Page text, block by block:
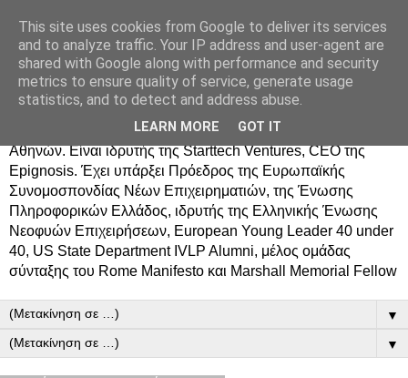
Δημήτρης Τσίγκος
Ο Δημήτρης Τσίγκος γεννήθηκε στον Ασπρόπυργο.
Σπούδασε Επιστήμη Υπολογιστών στο Πανεπιστήμιο
Κρήτης, πήρε MBA από το Οικονομικό Πανεπιστήμιο
Αθηνών. Είναι ιδρυτής της Starttech Ventures, CEO της
Epignosis. Έχει υπάρξει Πρόεδρος της Ευρωπαϊκής
Συνομοσπονδίας Νέων Επιχειρηματιών, της Ένωσης
Πληροφορικών Ελλάδος, ιδρυτής της Ελληνικής Ένωσης
Νεοφυών Επιχειρήσεων, European Young Leader 40 under
40, US State Department IVLP Alumni, μέλος ομάδας
σύνταξης του Rome Manifesto και Marshall Memorial Fellow
▼
▼
This site uses cookies from Google to deliver its services
and to analyze traffic. Your IP address and user-agent are
shared with Google along with performance and security
metrics to ensure quality of service, generate usage
statistics, and to detect and address abuse.
LEARN MORE GOT IT